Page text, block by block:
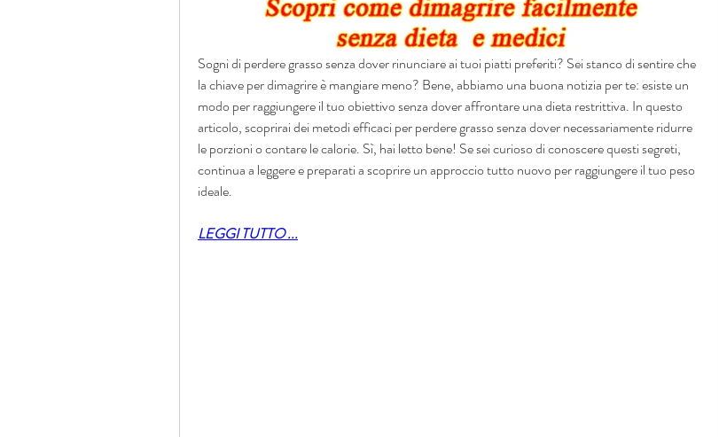
Sogni di perdere grasso senza dover rinunciare ai tuoi piatti preferiti? Sei stanco di sentire che
la chiave per dimagrire è mangiare meno? Bene, abbiamo una buona notizia per te: esiste un
modo per raggiungere il tuo obiettivo senza dover affrontare una dieta restrittiva. In questo
articolo, scoprirai dei metodi efficaci per perdere grasso senza dover necessariamente ridurre
le porzioni o contare le calorie. Sì, hai letto bene! Se sei curioso di conoscere questi segreti,
continua a leggere e preparati a scoprire un approccio tutto nuovo per raggiungere il tuo peso
ideale.
LEGGI TUTTO ...